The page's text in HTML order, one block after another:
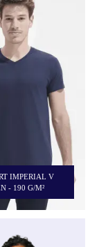
IMPERIAL V
- 190 G/M²